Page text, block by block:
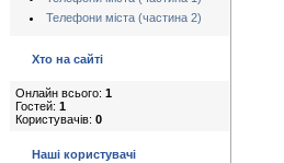
Телефони міста (частина 2)
Хто на сайті
Онлайн всього: 1
Гостей: 1
Користувачів: 0
Наші користувачі